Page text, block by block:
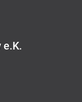
e.K.